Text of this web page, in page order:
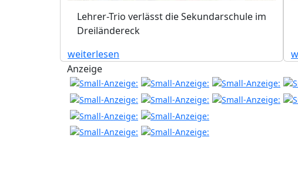
Lehrer-Trio verlässt die Sekundarschule im
Dreiländereck
weiterlesen
Anzeige